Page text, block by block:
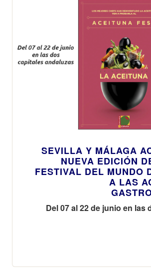
SEVILLA Y MÁLAGA
NUEVA EDICIÓN
FESTIVAL DEL MUNDO
A LAS
Del 07 al 22 de junio en las